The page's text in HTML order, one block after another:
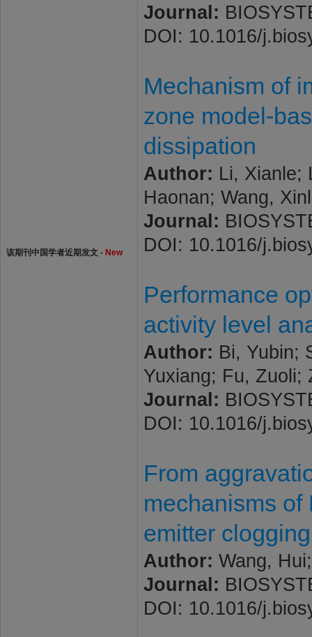
该期刊中国学者近期发文 - New
Journal:
DOI: 10.1016/
Mechanism of
zone model-
dissipation
Author: Li, Xianle;
Haonan; Wang,
Journal:
DOI: 10.1016/
Performance
activity level
Author: Bi, Yubin;
Yuxiang; Fu, Zuoli;
Journal:
DOI: 10.1016/
From
mechanisms
emitter clogging
Author: Wang,
Journal:
DOI: 10.1016/